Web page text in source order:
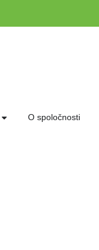
O spoločnosti